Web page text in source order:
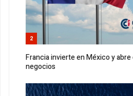
2
Francia invierte en México y
negocios